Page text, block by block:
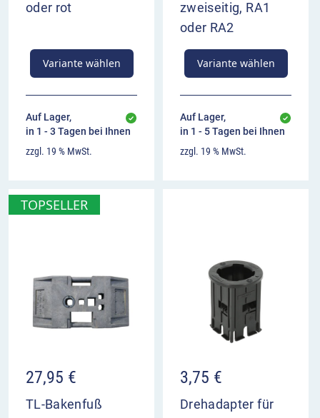
oder rot
Variante wählen
Auf Lager,
in 1 - 3 Tagen bei Ihnen
zzgl. 19 % MwSt.
zweiseitig, RA1
oder RA2
Variante wählen
Auf Lager,
in 1 - 5 Tagen bei Ihnen
zzgl. 19 % MwSt.
TOPSELLER
27,95 €
TL-Bakenfuß
3,75 €
Drehadapter für